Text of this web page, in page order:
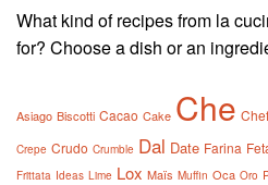
What kind of recipes from la
for? Choose a dish or an
Asiago Biscotti Cacao Cake Che Chef
Crepe Crudo Crumble Dal Date Farina
Frittata Ideas Lime Lox Maïs Muffin Oca Oro